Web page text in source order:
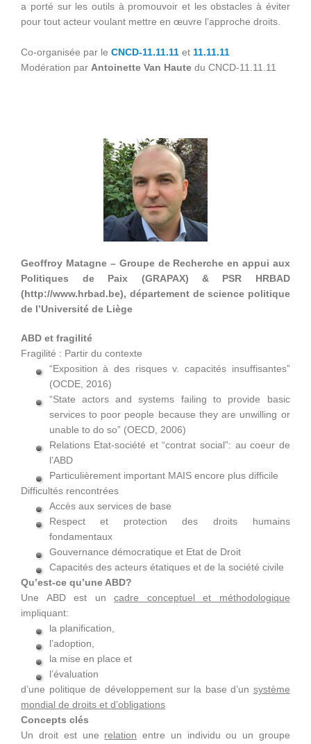
a porté sur les outils à promouvoir et les obstacles à éviter
pour tout acteur voulant mettre en œuvre l’approche droits.
Co-organisée par leCNCD-11.11.11 et 11.11.11
Modération par Antoinette Van Haute du CNCD-11.11.11
Geoffroy Matagne – Groupe de Recherche en appui aux
Politiques de Paix (GRAPAX) & PSR HRBAD
(http://www.hrbad.be), département de science politique
de l’Université de Liège
ABD et fragilité
Fragilité : Partir du contexte
“Exposition à des risques v. capacités insuffisantes”
(OCDE, 2016)
“State actors and systems failing to provide basic
services to poor people because they are unwilling or
unable to do so” (OECD, 2006)
Relations Etat-société et “contrat social”: au coeur de
l’ABD
Particulièrement important MAIS encore plus difficile
Difficultés rencontrées
Accès aux services de base
Respect et protection des droits humains
fondamentaux
Gouvernance démocratique et Etat de Droit
Capacités des acteurs étatiques et de la société civile
Qu’est-ce qu’une ABD?
Une ABD est uncadre conceptuel et méthodologique
impliquant:
la planification,
l’adoption,
la mise en place et
l’évaluation
d’une politique de développement sur la base d’un système
mondial de droits et d’obligations
Concepts clés
Un droit est une relation entre un individu ou un groupe